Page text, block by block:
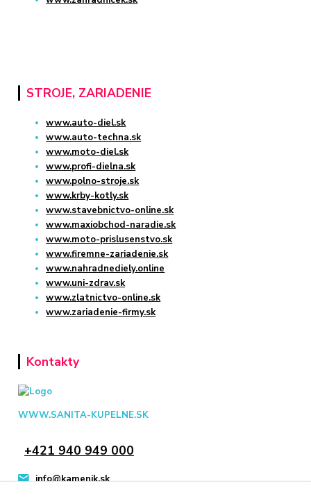
STROJE, ZARIADENIE
www.auto-diel.sk
www.auto-techna.sk
www.moto-diel.sk
www.profi-dielna.sk
www.polno-stroje.sk
www.krby-kotly.sk
www.stavebnictvo-online.sk
www.maxiobchod-naradie.sk
www.moto-prislusenstvo.sk
www.firemne-zariadenie.sk
www.nahradnediely.online
www.uni-zdrav.sk
www.zlatnictvo-online.sk
www.zariadenie-firmy.sk
Kontakty
WWW.SANITA-KUPELNE.SK
+421 940 949 000
info@kamenik.sk